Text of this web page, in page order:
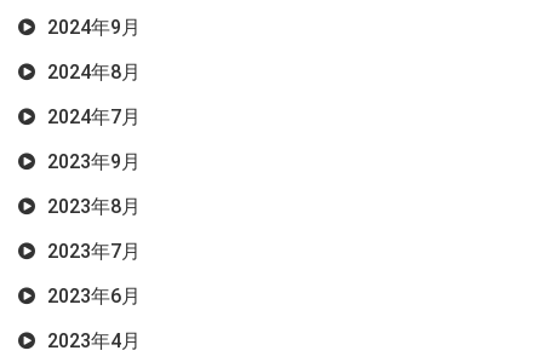
2024年9月
2024年8月
2024年7月
2023年9月
2023年8月
2023年7月
2023年6月
2023年4月